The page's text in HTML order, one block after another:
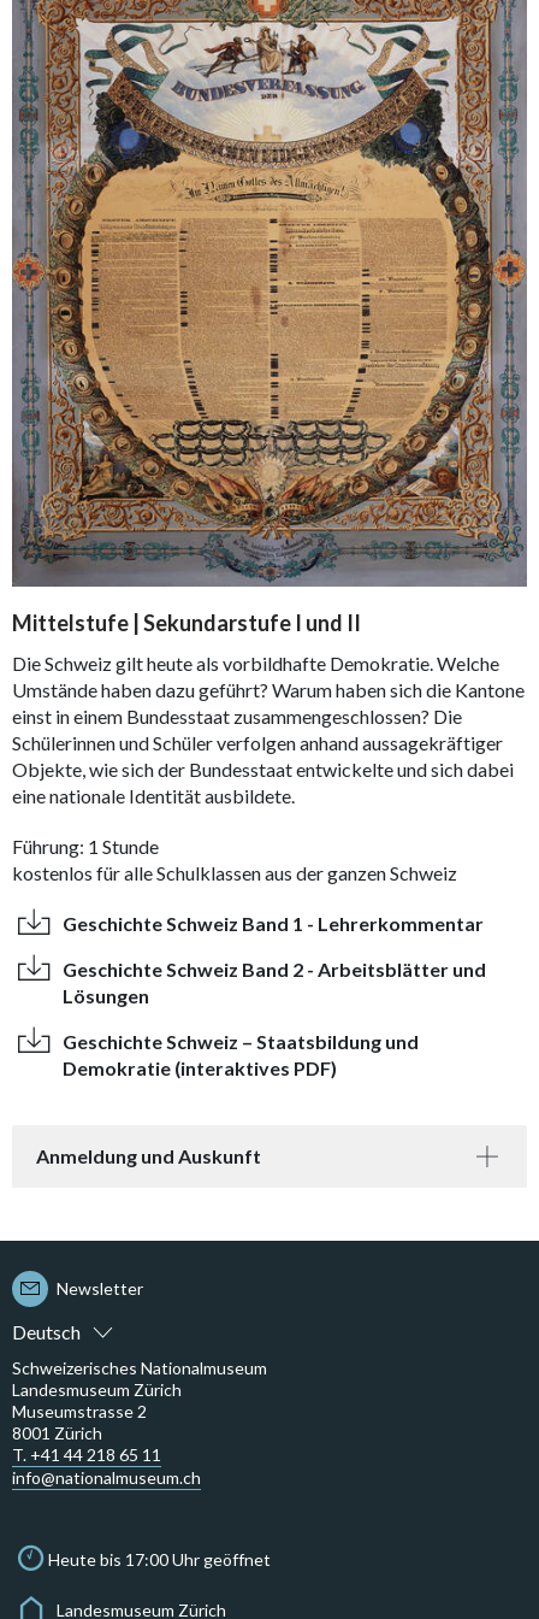
Mittelstufe | Sekundarstufe I und II
Die Schweiz gilt heute als vorbildhafte Demokratie. Welche
Umstände haben dazu geführt? Warum haben sich die Kantone
einst in einem Bundesstaat zusammengeschlossen? Die
Schülerinnen und Schüler verfolgen anhand aussagekräftiger
Objekte, wie sich der Bundesstaat entwickelte und sich dabei
eine nationale Identität ausbildete.
Führung: 1 Stunde
kostenlos für alle Schulklassen aus der ganzen Schweiz
Geschichte Schweiz Band 1 - Lehrerkommentar
Geschichte Schweiz Band 2 - Arbeitsblätter und
Lösungen
Geschichte Schweiz – Staatsbildung und
Demokratie (interaktives PDF)
Anmeldung und Auskunft
Deutsch
Newsletter
Schweizerisches Nationalmuseum
Landesmuseum Zürich
Museumstrasse 2
8001 Zürich
T. +41 44 218 65 11
info@nationalmuseum.ch
Heute bis 17:00 Uhr geöffnet
Landesmuseum Zürich